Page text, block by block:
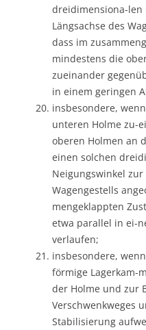
dreidimensiona-len
Längsachse des
dass im
mindestens die
zueinander
in einem geringen
insbesondere,
unteren Holme zu-
oberen Holmen an
einen solchen
Neigungswinkel zur
Wagengestells
mengeklappten
etwa parallel in ei-
verlaufen;
insbesondere,
förmige Lagerkam-
der Holme und zur
Verschwenkweges
Stabilisierung